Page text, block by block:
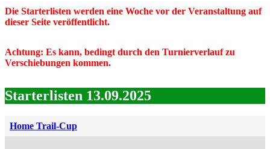
Die Starterlisten werden eine Woche vor der Veranstaltung auf
dieser Seite veröffentlicht.
Achtung: Es kann, bedingt durch den Turnierverlauf zu
Verschiebungen kommen.
Starterlisten 13.09.2025
Home Trail-Cup